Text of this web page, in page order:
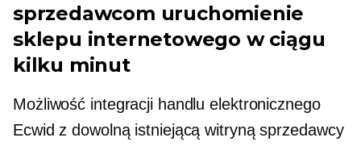
sprzedawcom uruchomienie
sklepu internetowego w ciągu
kilku minut
Możliwość integracji handlu elektronicznego
Ecwid z dowolną istniejącą witryną sprzedawcy